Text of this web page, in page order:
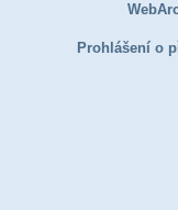
Prohlášení o